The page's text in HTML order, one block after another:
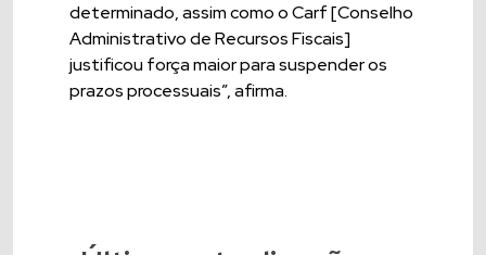
determinado, assim como o Carf [Conselho
Administrativo de Recursos Fiscais]
justificou força maior para suspender os
prazos processuais”, afirma.